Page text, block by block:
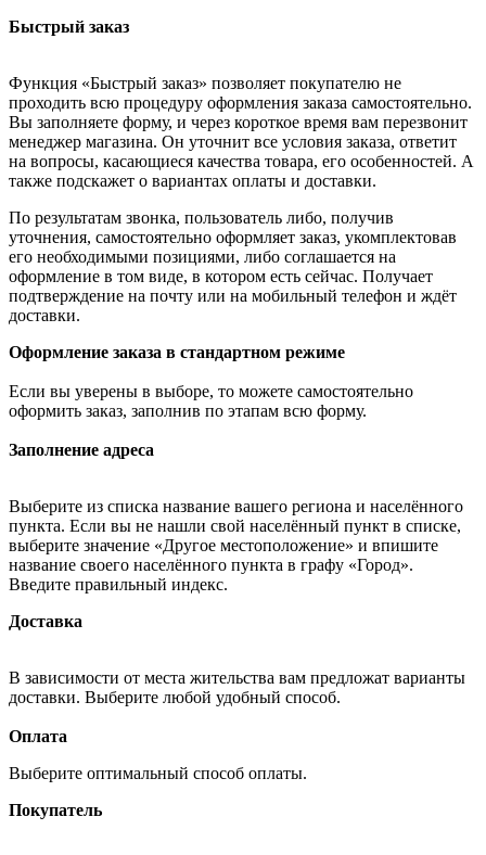
Быстрый заказ
Функция «Быстрый заказ» позволяет покупателю не
проходить всю процедуру оформления заказа самостоятельно.
Вы заполняете форму, и через короткое время вам перезвонит
менеджер магазина. Он уточнит все условия заказа, ответит
на вопросы, касающиеся качества товара, его особенностей. А
также подскажет о вариантах оплаты и доставки.
По результатам звонка, пользователь либо, получив
уточнения, самостоятельно оформляет заказ, укомплектовав
его необходимыми позициями, либо соглашается на
оформление в том виде, в котором есть сейчас. Получает
подтверждение на почту или на мобильный телефон и ждёт
доставки.
Оформление заказа в стандартном режиме
Если вы уверены в выборе, то можете самостоятельно
оформить заказ, заполнив по этапам всю форму.
Заполнение адреса
Выберите из списка название вашего региона и населённого
пункта. Если вы не нашли свой населённый пункт в списке,
выберите значение «Другое местоположение» и впишите
название своего населённого пункта в графу «Город».
Введите правильный индекс.
Доставка
В зависимости от места жительства вам предложат варианты
доставки. Выберите любой удобный способ.
Оплата
Выберите оптимальный способ оплаты.
Покупатель